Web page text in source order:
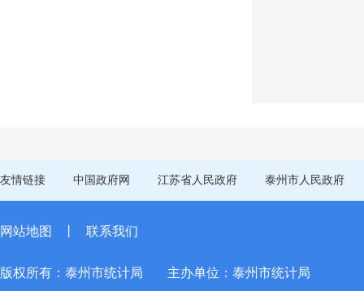
友情链接 中国政府网 江苏省人民政府 泰州市人民政府
网站地图 联系我们
版权所有：泰州市统计局
主办单位：泰州市统计局